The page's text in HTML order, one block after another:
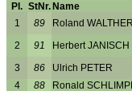
Pl. StNr.Name
1
89 Roland WALTHER
2 91 Herbert JANISCH
3 86 Ulrich PETER
4
88 Ronald